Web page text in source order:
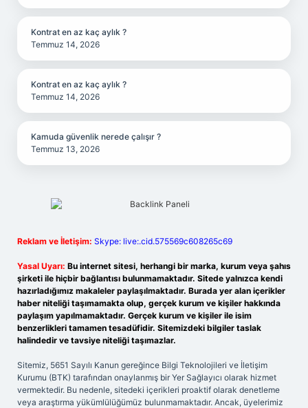
Kontrat en az kaç aylık ?
Temmuz 14, 2026
Kontrat en az kaç aylık ?
Temmuz 14, 2026
Kamuda güvenlik nerede çalışır ?
Temmuz 13, 2026
Reklam ve İletişim: Skype: live:.cid.575569c608265c69
Yasal Uyarı: Bu internet sitesi, herhangi bir marka, kurum veya şahıs
şirketi ile hiçbir bağlantısı bulunmamaktadır. Sitede yalnızca kendi
hazırladığımız makaleler paylaşılmaktadır. Burada yer alan içerikler
haber niteliği taşımamakta olup, gerçek kurum ve kişiler hakkında
paylaşım yapılmamaktadır. Gerçek kurum ve kişiler ile isim
benzerlikleri tamamen tesadüfidir. Sitemizdeki bilgiler taslak
halindedir ve tavsiye niteliği taşımazlar.
Sitemiz, 5651 Sayılı Kanun gereğince Bilgi Teknolojileri ve İletişim
Kurumu (BTK) tarafından onaylanmış bir Yer Sağlayıcı olarak hizmet
vermektedir. Bu nedenle, sitedeki içerikleri proaktif olarak denetleme
veya araştırma yükümlülüğümüz bulunmamaktadır. Ancak, üyelerimiz